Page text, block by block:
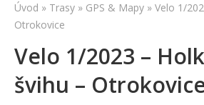
Úvod » Trasy » GPS & Mapy » Velo 1/
Otrokovice
Velo 1/2023 –
švihu –